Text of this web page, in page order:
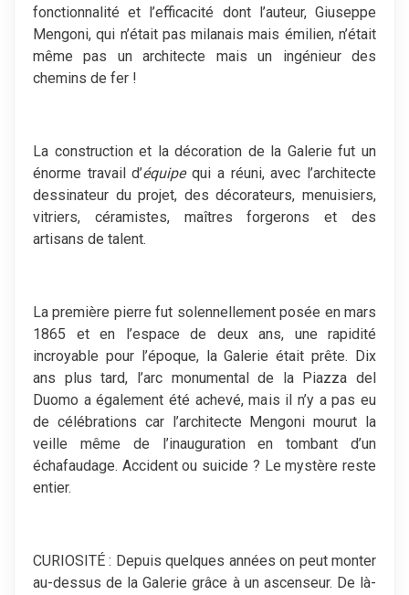
fonctionnalité et l’efficacité dont l’auteur, Giuseppe
Mengoni, qui n’était pas milanais mais émilien, n’était
même pas un architecte mais un ingénieur des
chemins de fer !
La construction et la décoration de la Galerie fut un
énorme travail d’équipequi a réuni, avec l’architecte
dessinateur du projet, des décorateurs, menuisiers,
vitriers, céramistes, maîtres forgerons et des
artisans de talent.
La première pierre fut solennellement posée en mars
1865 et en l’espace de deux ans, une rapidité
incroyable pour l’époque, la Galerie était prête. Dix
ans plus tard, l’arc monumental de la Piazza del
Duomo a également été achevé, mais il n’y a pas eu
de célébrations car l’architecte Mengoni mourut la
veille même de l’inauguration en tombant d’un
échafaudage. Accident ou suicide ? Le mystère reste
entier.
CURIOSITÉ : Depuis quelques années on peut monter
au-dessus de la Galerie grâce à un ascenseur. De là-